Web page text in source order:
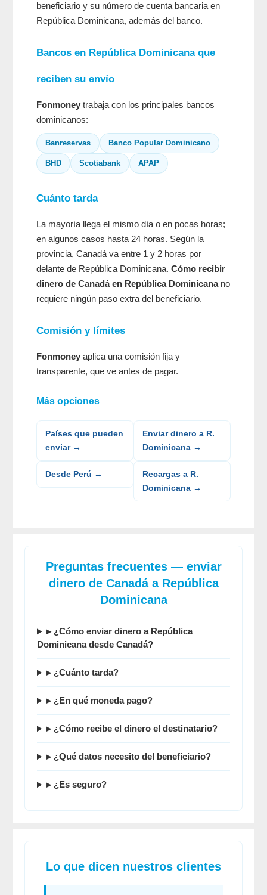
beneficiario y su número de cuenta bancaria en
República Dominicana, además del banco.
Bancos en República Dominicana que
reciben su envío
Fonmoney trabaja con los principales bancos
dominicanos:
Banreservas Banco Popular Dominicano
BHD Scotiabank APAP
Cuánto tarda
La mayoría llega el mismo día o en pocas horas;
en algunos casos hasta 24 horas. Según la
provincia, Canadá va entre 1 y 2 horas por
delante de República Dominicana. Cómo recibir
dinero de Canadá en República Dominicanano
requiere ningún paso extra del beneficiario.
Comisión y límites
Fonmoney aplica una comisión fija y
transparente, que ve antes de pagar.
Más opciones
Países que pueden
enviar →
Enviar dinero a R.
Dominicana →
Desde Perú →
Recargas a R.
Dominicana →
Preguntas frecuentes — enviar
dinero de Canadá a República
Dominicana
▸ ¿Cómo enviar dinero a República
Dominicana desde Canadá?
▸ ¿Cuánto tarda?
▸ ¿En qué moneda pago?
▸ ¿Cómo recibe el dinero el destinatario?
▸ ¿Qué datos necesito del beneficiario?
▸ ¿Es seguro?
Lo que dicen nuestros clientes